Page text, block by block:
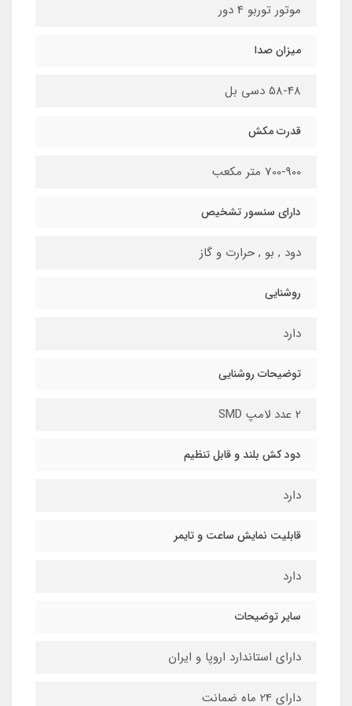
موتور توربو 4 دور
میزان صدا
58-48 دسی بل
قدرت مکش
700-900 متر مکعب
دارای سنسور تشخیص
دود , بو , حرارت و گاز
روشنایی
دارد
توضیحات روشنایی
2 عدد لامپ SMD
دود کش بلند و قابل تنظیم
دارد
قابلیت نمایش ساعت و تایمر
دارد
سایر توضیحات
دارای استاندارد اروپا و ایران
دارای 24 ماه ضمانت